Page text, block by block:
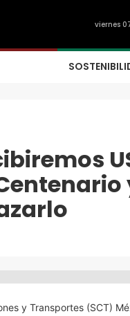
viernes
y Transportes (SCT)